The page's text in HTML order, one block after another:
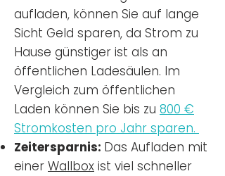
aufladen, können Sie auf lange
Sicht Geld sparen, da Strom zu
Hause günstiger ist als an
öffentlichen Ladesäulen. Im
Vergleich zum öffentlichen
Laden können Sie bis zu 800 €
Stromkosten pro Jahr sparen.
Zeitersparnis: Das Aufladen mit
einer Wallbox ist viel schneller